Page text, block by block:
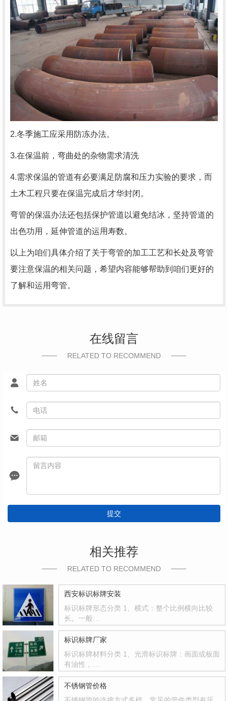
2.冬季施工应采用防冻办法。
3.在保温前，弯曲处的杂物需求清洗
4.需求保温的管道有必要满足防腐和压力实验的要求，而
土木工程只要在保温完成后才华封闭。
弯管的保温办法还包括保护管道以避免结冰，坚持管道的
出色功用，延伸管道的运用寿数。
以上为咱们具体介绍了关于弯管的加工工艺和长处及弯管
要注意保温的相关问题，希望内容能够帮助到咱们更好的
了解和运用弯管。
在线留言
RELATED TO RECOMMEND
提交
相关推荐
RELATED TO RECOMMEND
西安标识标牌安装
标识标牌形态分类 1、横式：整个比例横向比较
长。一般…
标识标牌厂家
标识标牌材料分类 1、光滑标识标牌：画面或板面
有油性，…
不锈钢管价格